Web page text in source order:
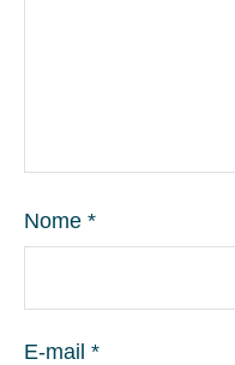
Nome *
E-mail *